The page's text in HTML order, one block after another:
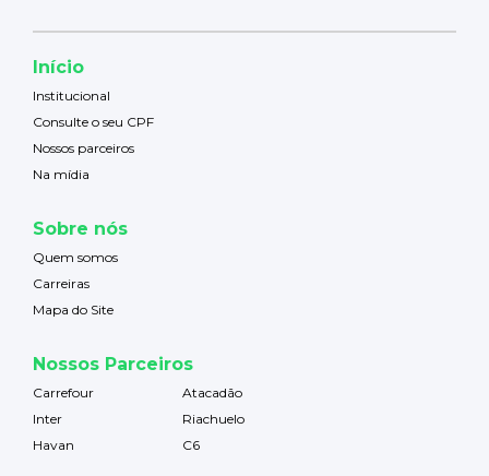
Início
Institucional
Consulte o seu CPF
Nossos parceiros
Na mídia
Sobre nós
Quem somos
Carreiras
Mapa do Site
Nossos Parceiros
Carrefour
Atacadão
Inter
Riachuelo
Havan
C6